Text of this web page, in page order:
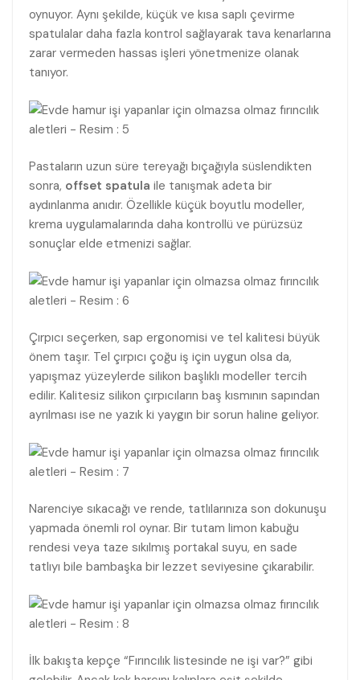
oynuyor. Aynı şekilde, küçük ve kısa saplı çevirme
spatulalar daha fazla kontrol sağlayarak tava kenarlarına
zarar vermeden hassas işleri yönetmenize olanak
tanıyor.
Pastaların uzun süre tereyağı bıçağıyla süslendikten
sonra, offset spatula ile tanışmak adeta bir
aydınlanma anıdır. Özellikle küçük boyutlu modeller,
krema uygulamalarında daha kontrollü ve pürüzsüz
sonuçlar elde etmenizi sağlar.
Çırpıcı seçerken, sap ergonomisi ve tel kalitesi büyük
önem taşır. Tel çırpıcı çoğu iş için uygun olsa da,
yapışmaz yüzeylerde silikon başlıklı modeller tercih
edilir. Kalitesiz silikon çırpıcıların baş kısmının sapından
ayrılması ise ne yazık ki yaygın bir sorun haline geliyor.
Narenciye sıkacağı ve rende, tatlılarınıza son dokunuşu
yapmada önemli rol oynar. Bir tutam limon kabuğu
rendesi veya taze sıkılmış portakal suyu, en sade
tatlıyı bile bambaşka bir lezzet seviyesine çıkarabilir.
İlk bakışta kepçe “Fırıncılık listesinde ne işi var?” gibi